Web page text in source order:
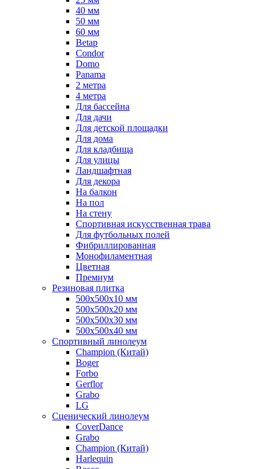
40 мм
50 мм
60 мм
Betap
Condor
Domo
Panama
2 метра
4 метра
Для бассейна
Для дачи
Для детской площадки
Для дома
Для кладбища
Для улицы
Ландшафтная
Для декора
На балкон
На пол
На стену
Спортивная искусственная трава
Для футбольных полей
Фибриллированная
Монофиламентная
Цветная
Премиум
Резиновая плитка
500х500х10 мм
500х500х20 мм
500х500х30 мм
500х500х40 мм
Спортивный линолеум
Champion (Китай)
Boger
Forbo
Gerflor
Grabo
LG
Сценический линолеум
CoverDance
Grabo
Champion (Китай)
Harlequin